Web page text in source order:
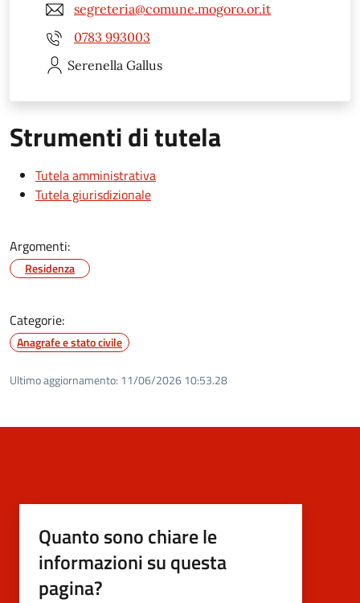
segreteria@comune.mogoro.or.it
0783 993003
Serenella Gallus
Strumenti di tutela
Tutela amministrativa
Tutela giurisdizionale
Argomenti:
Residenza
Categorie:
Anagrafe e stato civile
Ultimo aggiornamento: 11/06/2026 10:53.28
Quanto sono chiare le
informazioni su questa
pagina?